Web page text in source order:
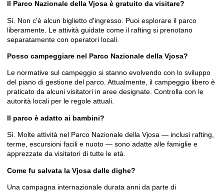
Il Parco Nazionale della Vjosa è gratuito da visitare?
Sì. Non c'è alcun biglietto d'ingresso. Puoi esplorare il parco
liberamente. Le attività guidate come il rafting si prenotano
separatamente con operatori locali.
Posso campeggiare nel Parco Nazionale della Vjosa?
Le normative sul campeggio si stanno evolvendo con lo sviluppo
del piano di gestione del parco. Attualmente, il campeggio libero è
praticato da alcuni visitatori in aree designate. Controlla con le
autorità locali per le regole attuali.
Il parco è adatto ai bambini?
Sì. Molte attività nel Parco Nazionale della Vjosa — inclusi rafting,
terme, escursioni facili e nuoto — sono adatte alle famiglie e
apprezzate da visitatori di tutte le età.
Come fu salvata la Vjosa dalle dighe?
Una campagna internazionale durata anni da parte di